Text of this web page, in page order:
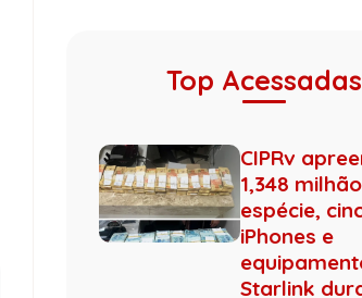
Top Acessadas
CIPRv
1,348
espécie,
iPhones e
Starlink